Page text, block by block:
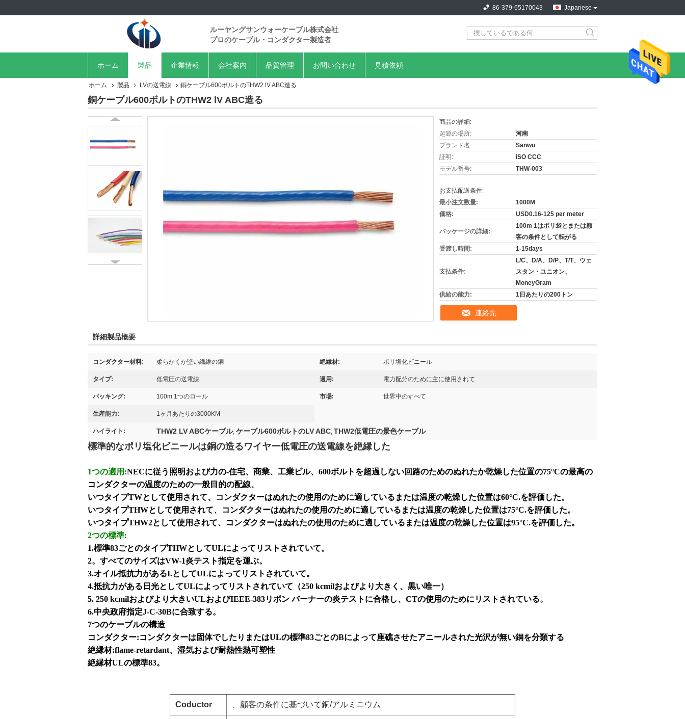
Japanese
86-379-65170043
ルーヤングサンウォーケーブル株式会社
プロのケーブル・コンダクター製造者
ホーム 製品 企業情報 会社案内 品質管理 お問い合わせ 見積依頼
ホーム 製品 LVの送電線 銅ケーブル600ボルトのTHW2 lV ABC造る
銅ケーブル600ボルトのTHW2 lV ABC造る
商品の詳細:
起源の場所:
河南
ブランド名:
Sanwu
証明:
ISO CCC
モデル番号:
THW-003
お支払配送条件:
最小注文数量:
1000M
価格:
USD0.16-125 per meter
パッケージの詳細:
100m 1はポリ袋とまたは顧
客の条件として転がる
受渡し時間:
1-15days
支払条件:
L/C、D/A、D/P、T/T、ウェ
スタン・ユニオン、
MoneyGram
供給の能力:
1日あたりの200トン
連絡先
詳細製品概要
コンダクター材料: 柔らかくか堅い繊維の銅 絶縁材: ポリ塩化ビニール
タイプ: 低電圧の送電線 適用: 電力配分のために主に使用されて
パッキング: 100m 1つのロール 市場: 世界中のすべて
生産能力: 1ヶ月あたりの3000KM
ハイライト: THW2 LV ABCケーブル, ケーブル600ボルトのLV ABC, THW2低電圧の景色ケーブル
標準的なポリ塩化ビニールは銅の造るワイヤー低電圧の送電線を絶縁した
1つの適用:NECに従う照明および力の-住宅、商業、工業ビル、600ボルトを超過しない回路のためのぬれたか乾燥した位置の75°Cの最高の
コンダクターの温度のための一般目的の配線、
いつタイプTWとして使用されて、コンダクターはぬれたの使用のために適しているまたは温度の乾燥した位置は60°C.を評価した。
いつタイプTHWとして使用されて、コンダクターはぬれたの使用のために適しているまたは温度の乾燥した位置は75°C.を評価した。
いつタイプTHW2として使用されて、コンダクターはぬれたの使用のために適しているまたは温度の乾燥した位置は95°C.を評価した。
2つの標準:
1.標準83ごとのタイプTHWとしてULによってリストされていて。
2。すべてのサイズはVW-1炎テスト指定を運ぶ。
3.オイル抵抗力があるI.としてULによってリストされていて。
4.抵抗力がある日光としてULによってリストされていて（250 kcmilおよびより大きく、黒い唯一）
5. 250 kcmilおよびより大きいULおよびIEEE-383リボン バーナーの炎テストに合格し、CTの使用のためにリストされている。
6.中央政府指定J-C-30Bに合致する。
7つのケーブルの構造
コンダクター:コンダクターは固体でしたりまたはULの標準83ごとのBによって座礁させたアニールされた光沢が無い銅を分類する
絶縁材:flame-retardant、湿気および耐熱性熱可塑性
絶縁材ULの標準83。
Coductor 、顧客の条件に基づいて銅/アルミニウム